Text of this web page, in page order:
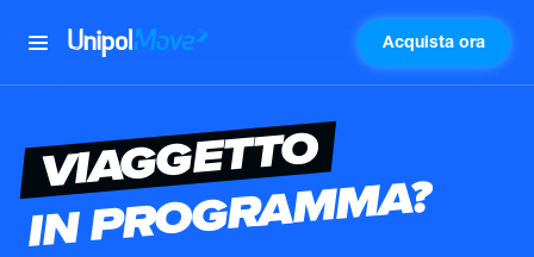
UnipolMove Acquista ora
VIAGGETTO
IN PROGRAMMA?